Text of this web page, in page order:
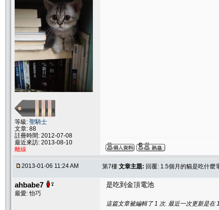
等級: 聖騎士
文章: 88
註冊時間: 2012-07-08
最近來訪: 2013-08-10
離線
2013-01-06 11:24 AM 第7樓 文章主題: 回覆: 1.5個月的貓是吃什麼
ahbabe7
最愛: 怡巧
是吃到金頂電池
這篇文章被編輯了 1 次. 最近一次更新是在